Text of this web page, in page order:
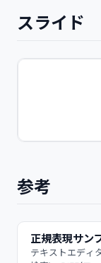
スライド
参考
正規表現サン
テキストエディ